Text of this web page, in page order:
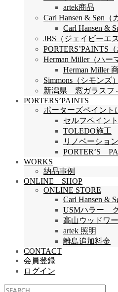
artek商品
Carl Hansen & Søn（
Carl Hansen &
JBS（ジェイビーエス
PORTERS’PAINTS
Herman Miller（ハー
Herman Miller
Simmons（シモンズ）
新潟県 窓ガラスフ
PORTERS’PAINTS
ポーターズペイント
セルフペイント
TOLEDO施工
リノベーショ
PORTER’S
WORKS
納品事例
ONLINE SHOP
ONLINE STORE
Carl Hansen &
USMハラー
高山ウッドワ
artek 照明
離島追加料金
CONTACT
会員登録
ログイン